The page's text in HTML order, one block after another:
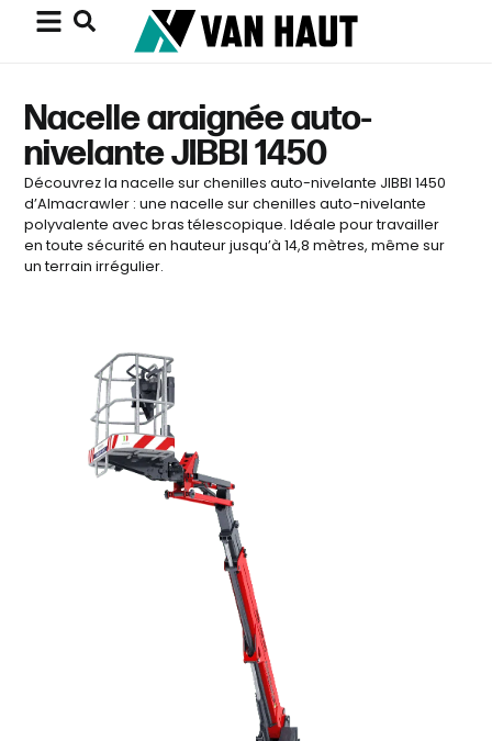
Nacelle araignée auto-
nivelante JIBBI 1450
Découvrez la nacelle sur chenilles auto-nivelante JIBBI 1450
d’Almacrawler : une nacelle sur chenilles auto-nivelante
polyvalente avec bras télescopique. Idéale pour travailler
en toute sécurité en hauteur jusqu’à 14,8 mètres, même sur
un terrain irrégulier.